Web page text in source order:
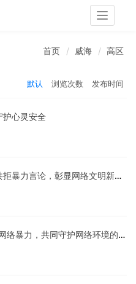
Toggle
首页 威海 高区
默认 浏览次数 发布时间
护心灵安全
【以案释法】守护网络净土，共拒暴力言论，彰显网络文明新风尚
【以案释法】"理性发声，拒绝网络暴力，共同守护网络环境的清朗与正义"